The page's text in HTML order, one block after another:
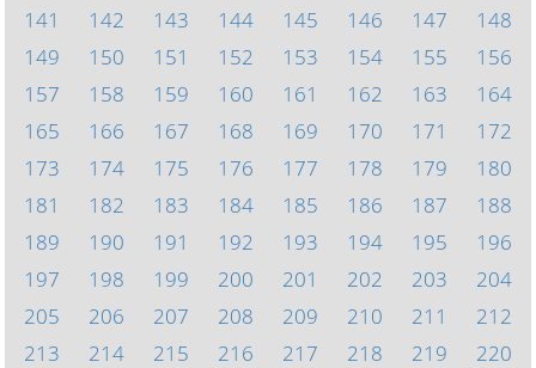
141
142 143 144 145 146 147
148
149
150 151 152 153 154 155
156
157
158 159 160 161 162 163
164
165
166 167 168 169 170 171
172
173
174 175 176 177 178 179
180
181
182 183 184 185 186 187
188
189
190 191 192 193 194 195
196
197
198 199 200 201 202 203
204
205
206 207 208 209 210 211
212
213
214 215 216 217 218 219
220